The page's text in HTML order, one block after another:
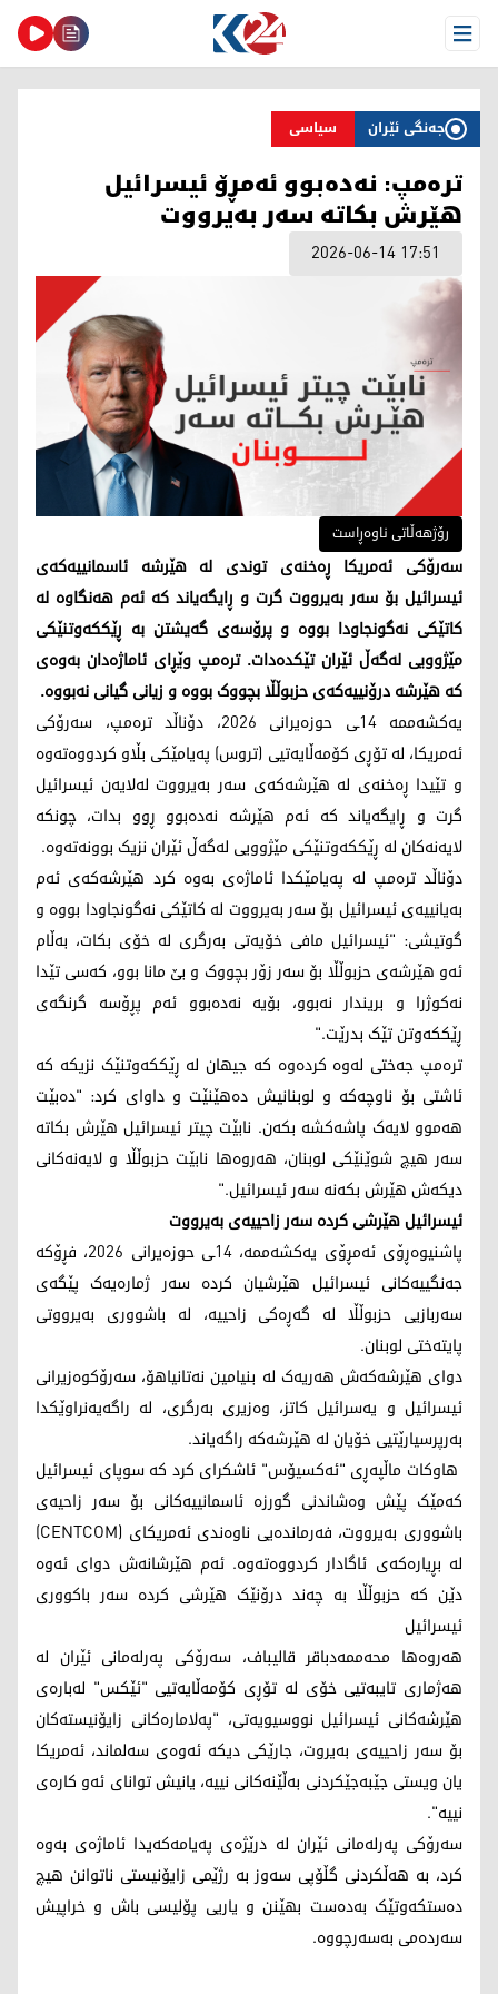
Open Menu
جەنگی ئێران سیاسی
ترەمپ: نەدەبوو ئەمڕۆ ئیسرائیل
هێرش بکاتە سەر بەیرووت
2026-06-14 17:51
رۆژهەڵاتی ناوەڕاست
سەرۆکی ئەمریکا ڕەخنەی توندی لە هێرشە ئاسمانییەکەی
ئیسرائیل بۆ سەر بەیرووت گرت و ڕایگەیاند کە ئەم هەنگاوە لە
کاتێکی نەگونجاودا بووە و پرۆسەی گەیشتن بە ڕێککەوتنێکی
مێژوویی لەگەڵ ئێران تێکدەدات. ترەمپ وێڕای ئاماژەدان بەوەی
کە هێرشە درۆنییەکەی حزبوڵڵا بچووک بووە و زیانی گیانی نەبووە.
یەکشەممە 14ـی حوزەیرانی 2026، دۆناڵد ترەمپ، سەرۆکی
ئەمریکا، لە تۆڕی کۆمەڵایەتیی (تروس) پەیامێکی بڵاو کردووەتەوە
و تێیدا ڕەخنەی لە هێرشەکەی سەر بەیرووت لەلایەن ئیسرائیل
گرت و ڕایگەیاند کە ئەم هێرشە نەدەبوو ڕوو بدات، چونکە
لایەنەکان لە ڕێککەوتنێکی مێژوویی لەگەڵ ئێران نزیک بوونەتەوە.
دۆناڵد ترەمپ لە پەیامێکدا ئاماژەی بەوە کرد هێرشەکەی ئەم
بەیانییەی ئیسرائیل بۆ سەر بەیرووت لە کاتێکی نەگونجاودا بووە و
گوتیشی: "ئیسرائیل مافی خۆیەتی بەرگری لە خۆی بکات، بەڵام
ئەو هێرشەی حزبوڵڵا بۆ سەر زۆر بچووک و بێ مانا بوو، کەسی تێدا
نەکوژرا و بریندار نەبوو، بۆیە نەدەبوو ئەم پڕۆسە گرنگەی
ڕێککەوتن تێک بدرێت."
ترەمپ جەختی لەوە کردەوە کە جیهان لە ڕێککەوتنێک نزیکە کە
ئاشتی بۆ ناوچەکە و لوبنانیش دەهێنێت و داوای کرد: "دەبێت
هەموو لایەک پاشەکشە بکەن. نابێت چیتر ئیسرائیل هێرش بکاتە
سەر هیچ شوێنێکی لوبنان، هەروەها نابێت حزبوڵڵا و لایەنەکانی
دیکەش هێرش بکەنە سەر ئیسرائیل."
ئیسرائیل هێرشی کردە سەر زاحییەی بەیرووت
پاشنیوەڕۆی ئەمڕۆی یەکشەممە، 14ـی حوزەیرانی 2026، فڕۆکە
جەنگییەکانی ئیسرائیل هێرشیان کردە سەر ژمارەیەک پێگەی
سەربازیی حزبوڵڵا لە گەڕەکی زاحییە، لە باشووری بەیرووتی
پایتەختی لوبنان.
دوای هێرشەکەش هەریەک لە بنیامین نەتانیاهۆ، سەرۆکوەزیرانی
ئیسرائیل و یەسرائیل کاتز، وەزیری بەرگری، لە راگەیەنراوێکدا
بەرپرسیارێتیی خۆیان لە هێرشەکە راگەیاند.
هاوکات ماڵپەڕی "ئەکسیۆس" ئاشکرای کرد کە سوپای ئیسرائیل
کەمێک پێش وەشاندنی گورزە ئاسمانییەکانی بۆ سەر زاحیەی
باشووری بەیرووت، فەرماندەیی ناوەندی ئەمریکای (CENTCOM)
لە بڕیارەکەی ئاگادار کردووەتەوە. ئەم هێرشانەش دوای ئەوە
دێن کە حزبوڵڵا بە چەند درۆنێک هێرشی کردە سەر باکووری
ئیسرائیل
هەروەها محەممەدباقر قالیباف، سەرۆکی پەرلەمانی ئێران لە
هەژماری تایبەتیی خۆی لە تۆڕی کۆمەڵایەتیی "ئێکس" لەبارەی
هێرشەکانی ئیسرائیل نووسیویەتی، "پەلامارەکانی زایۆنیستەکان
بۆ سەر زاحییەی بەیروت، جارێکی دیکە ئەوەی سەلماند، ئەمریکا
یان ویستی جێبەجێکردنی بەڵێنەکانی نییە، یانیش توانای ئەو کارەی
نییە".
سەرۆکی پەرلەمانی ئێران لە درێژەی پەیامەکەیدا ئاماژەی بەوە
کرد، بە هەڵکردنی گڵۆپی سەوز بە رژێمی زایۆنیستی ناتوانن هیچ
دەستکەوتێک بەدەست بهێنن و یاریی پۆلیسی باش و خراپیش
سەردەمی بەسەرچووە.